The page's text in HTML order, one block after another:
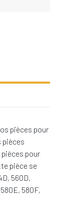
pièces pour
pièces
pour
pièce se
560D,
580F,